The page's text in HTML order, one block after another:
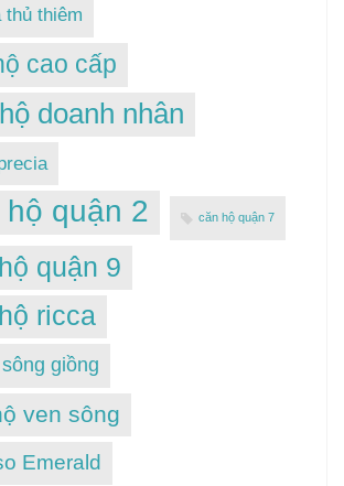
thủ thiêm
cao cấp
doanh nhân
hộ quận 2 căn hộ quận 7
quận 9
ricca
giồng
ven sông
Emerald